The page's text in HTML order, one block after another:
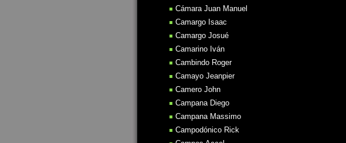
Cámara Juan Manuel
Camargo Isaac
Camargo Josué
Camarino Iván
Cambindo Roger
Camayo Jeanpier
Camero John
Campana Diego
Campana Massimo
Campodónico Rick